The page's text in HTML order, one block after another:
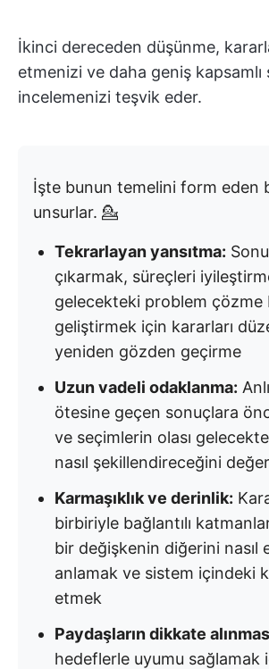
İkinci dereceden düşünme,
etmenizi ve daha geniş kapsamlı
incelemenizi teşvik eder.
İşte bunun temelini form eden
unsurlar. 💁
Tekrarlayan yansıtma:
çıkarmak, süreçleri
gelecekteki problem çözme
geliştirmek için kararları
yeniden gözden geçirme
Uzun vadeli odaklanma:
ötesine geçen sonuçlara
ve seçimlerin olası
nasıl şekillendireceğini
Karmaşıklık ve derinlik:
birbiriyle bağlantılı
bir değişkenin diğerini nasıl
anlamak ve sistem içindeki
etmek
Paydaşların dikkate
hedeflerle uyumu sağlamak